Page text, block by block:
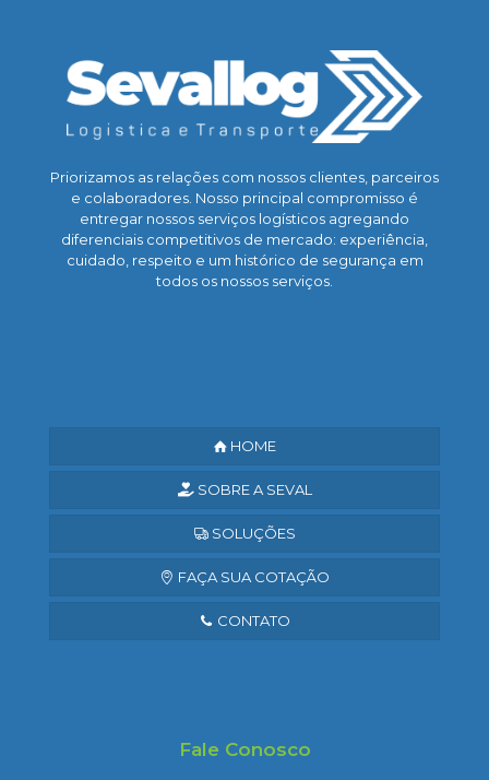
Priorizamos as relações com nossos clientes, parceiros
e colaboradores. Nosso principal compromisso é
entregar nossos serviços logísticos agregando
diferenciais competitivos de mercado: experiência,
cuidado, respeito e um histórico de segurança em
todos os nossos serviços.
HOME
SOBRE A SEVAL
SOLUÇÕES
FAÇA SUA COTAÇÃO
CONTATO
Fale Conosco